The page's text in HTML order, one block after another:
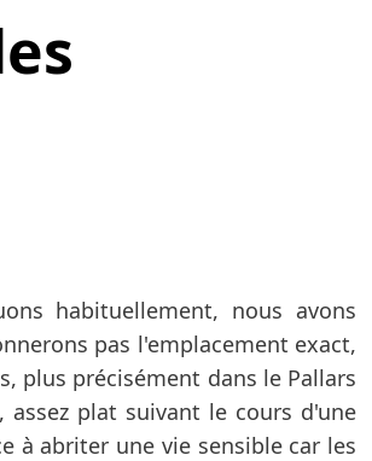
habituellement, nous avons
pas l'emplacement exact,
plus précisément dans le Pallars
plat suivant le cours d'une
à abriter une vie sensible car les